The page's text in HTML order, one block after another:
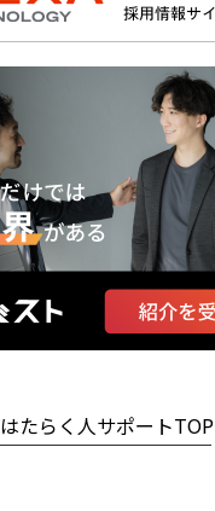
はたらく人サポートTOP